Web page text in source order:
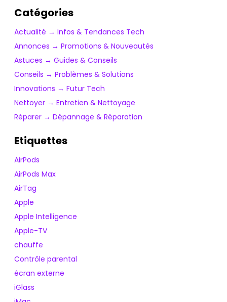
Catégories
Actualité → Infos & Tendances Tech
Annonces → Promotions & Nouveautés
Astuces → Guides & Conseils
Conseils → Problèmes & Solutions
Innovations → Futur Tech
Nettoyer → Entretien & Nettoyage
Réparer → Dépannage & Réparation
Etiquettes
AirPods
AirPods Max
AirTag
Apple
Apple Intelligence
Apple-TV
chauffe
Contrôle parental
écran externe
iGlass